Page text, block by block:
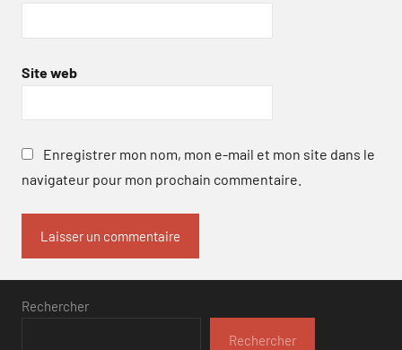
Site web
Enregistrer mon nom, mon e-mail et mon site dans le
navigateur pour mon prochain commentaire.
Rechercher
Rechercher